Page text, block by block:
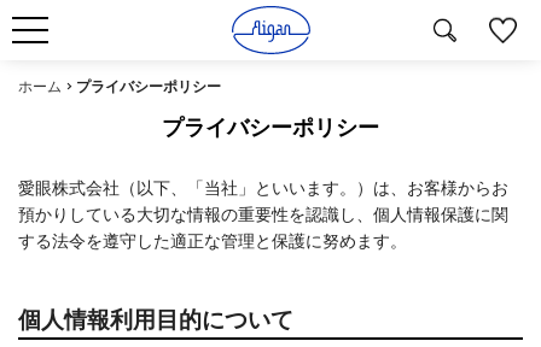
ホーム プライバシーポリシー
プライバシーポリシー
愛眼株式会社（以下、「当社」といいます。）は、お客様からお
預かりしている大切な情報の重要性を認識し、個人情報保護に関
する法令を遵守した適正な管理と保護に努めます。
個人情報利用目的について